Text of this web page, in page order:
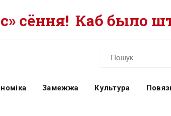
сёння! Каб было
Замежжа Культура